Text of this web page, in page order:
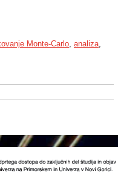
Monte-Carlo, analiza,